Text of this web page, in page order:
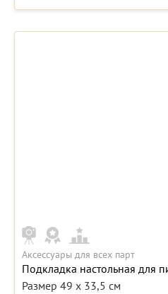
Аксессуары для всех парт
Подкладка настольная для
Размер 49 x 33,5 см